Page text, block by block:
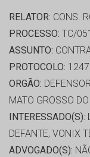
RELATOR: CONS.
PROCESSO: TC/
ASSUNTO:
PROTOCOLO:
ORGÃO:
MATO GROSSO
INTERESSADO(S):
DEFANTE, VONIX
ADVOGADO(S):